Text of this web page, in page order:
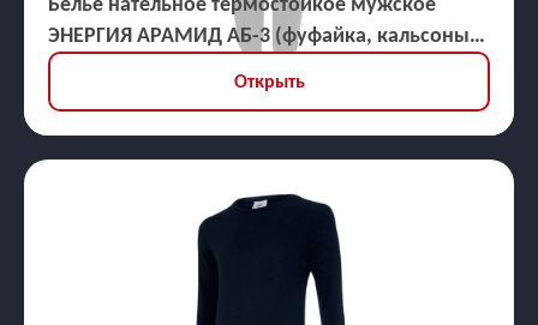
ЭНЕРГИЯ АРАМИД АБ-3 (фуфайка, кальсоны)
30,5 кал/кв.см
Открыть